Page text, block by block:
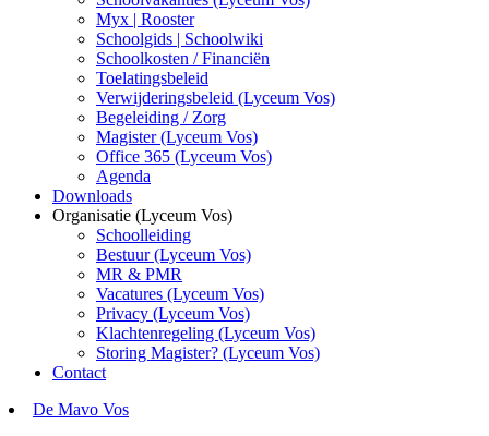
Myx | Rooster
Schoolgids | Schoolwiki
Schoolkosten / Financiën
Toelatingsbeleid
Verwijderingsbeleid (Lyceum Vos)
Begeleiding / Zorg
Magister (Lyceum Vos)
Office 365 (Lyceum Vos)
Agenda
Downloads
Organisatie (Lyceum Vos)
Schoolleiding
Bestuur (Lyceum Vos)
MR & PMR
Vacatures (Lyceum Vos)
Privacy (Lyceum Vos)
Klachtenregeling (Lyceum Vos)
Storing Magister? (Lyceum Vos)
Contact
De Mavo Vos